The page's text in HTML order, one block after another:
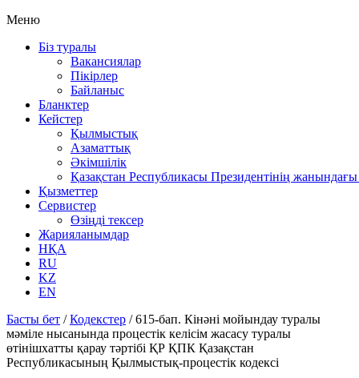
Меню
Біз туралы
Вакансиялар
Пікірлер
Байланыс
Бланктер
Кейстер
Қылмыстық
Азаматтық
Әкімшілік
Қазақстан Республикасы Президентінің
Қызметтер
Сервистер
Өзіңді тексер
Жарияланымдар
НҚА
RU
KZ
EN
Басты бет /Кодекстер /615-бап. Кінәні мойындау туралы
мәміле нысанында процестік келісім жасасу туралы
өтінішхатты қарау тәртібі ҚР ҚПК Қазақстан
Республикасының Қылмыстық-процестік кодексi